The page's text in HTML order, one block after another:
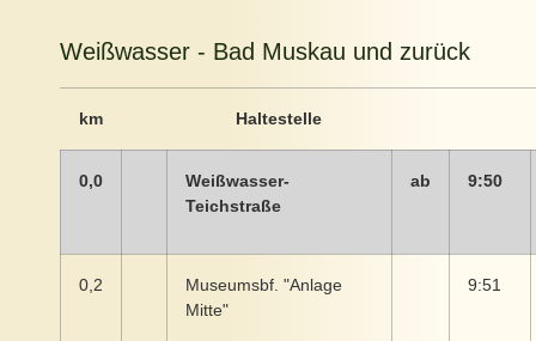
Weißwasser - Bad Muskau und zurück
km Haltestelle
0,0
Weißwasser-
Teichstraße
ab 9:50
0,2
Museumsbf. "Anlage
Mitte"
9:51